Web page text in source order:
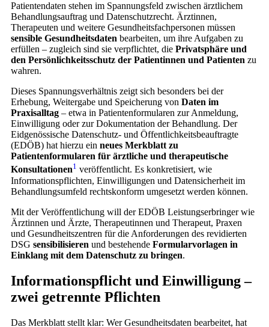
Patientendaten stehen im Spannungsfeld zwischen ärztlichem
Behandlungsauftrag und Datenschutzrecht. Ärztinnen,
Therapeuten und weitere Gesundheitsfachpersonen müssen
sensible Gesundheitsdaten bearbeiten, um ihre Aufgaben zu
erfüllen – zugleich sind sie verpflichtet, die Privatsphäre und
den Persönlichkeitsschutz der Patientinnen und Patienten zu
wahren.
Dieses Spannungsverhältnis zeigt sich besonders bei der
Erhebung, Weitergabe und Speicherung von Daten im
Praxisalltag – etwa in Patientenformularen zur Anmeldung,
Einwilligung oder zur Dokumentation der Behandlung. Der
Eidgenössische Datenschutz- und Öffentlichkeitsbeauftragte
(EDÖB) hat hierzu ein neues Merkblatt zu
Patientenformularen für ärztliche und therapeutische
Konsultationen1 veröffentlicht. Es konkretisiert, wie
Informationspflichten, Einwilligungen und Datensicherheit im
Behandlungsumfeld rechtskonform umgesetzt werden können.
Mit der Veröffentlichung will der EDÖB Leistungserbringer wie
Ärztinnen und Ärzte, Therapeutinnen und Therapeut, Praxen
und Gesundheitszentren für die Anforderungen des revidierten
DSG sensibilisieren und bestehende Formularvorlagen in
Einklang mit dem Datenschutz zu bringen.
Informationspflicht und Einwilligung –
zwei getrennte Pflichten
Das Merkblatt stellt klar: Wer Gesundheitsdaten bearbeitet, hat